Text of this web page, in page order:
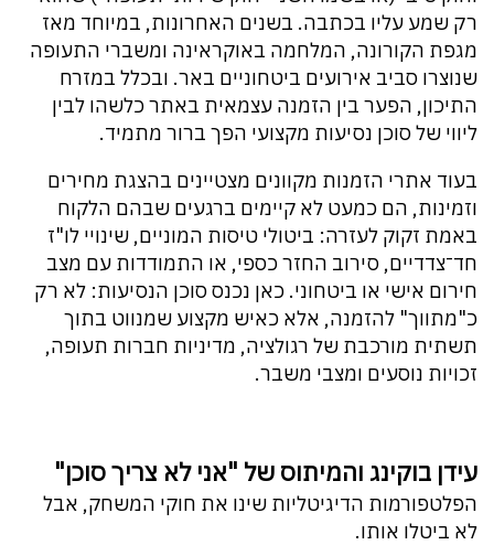
רק שמע עליו בכתבה. בשנים האחרונות, במיוחד מאז
מגפת הקורונה, המלחמה באוקראינה ומשברי התעופה
שנוצרו סביב אירועים ביטחוניים באר. ובכלל במזרח
התיכון, הפער בין הזמנה עצמאית באתר כלשהו לבין
ליווי של סוכן נסיעות מקצועי הפך ברור מתמיד.
בעוד אתרי הזמנות מקוונים מצטיינים בהצגת מחירים
וזמינות, הם כמעט לא קיימים ברגעים שבהם הלקוח
באמת זקוק לעזרה: ביטולי טיסות המוניים, שינויי לו"ז
חד־צדדיים, סירוב החזר כספי, או התמודדות עם מצב
חירום אישי או ביטחוני. כאן נכנס סוכן הנסיעות: לא רק
כ"מתווך" להזמנה, אלא כאיש מקצוע שמנווט בתוך
תשתית מורכבת של רגולציה, מדיניות חברות תעופה,
זכויות נוסעים ומצבי משבר.
עידן בוקינג והמיתוס של "אני לא צריך סוכן"
הפלטפורמות הדיגיטליות שינו את חוקי המשחק, אבל
לא ביטלו אותו.